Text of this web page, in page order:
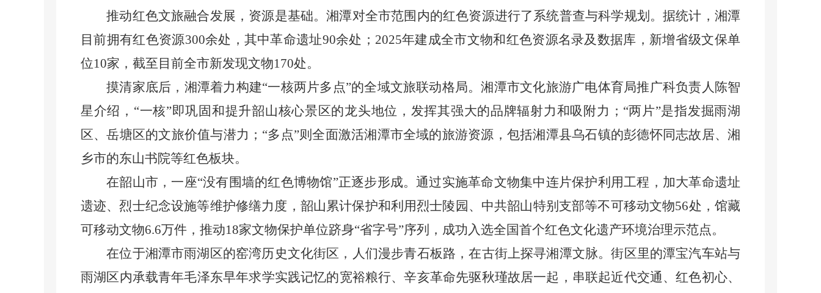
推动红色文旅融合发展，资源是基础。湘潭对全市范围内的红色资源进行了系统普查与科学规划。据统计，湘潭
目前拥有红色资源300余处，其中革命遗址90余处；2025年建成全市文物和红色资源名录及数据库，新增省级文保单
位10家，截至目前全市新发现文物170处。
摸清家底后，湘潭着力构建“一核两片多点”的全域文旅联动格局。湘潭市文化旅游广电体育局推广科负责人陈智
星介绍，“一核”即巩固和提升韶山核心景区的龙头地位，发挥其强大的品牌辐射力和吸附力；“两片”是指发掘雨湖
区、岳塘区的文旅价值与潜力；“多点”则全面激活湘潭市全域的旅游资源，包括湘潭县乌石镇的彭德怀同志故居、湘
乡市的东山书院等红色板块。
在韶山市，一座“没有围墙的红色博物馆”正逐步形成。通过实施革命文物集中连片保护利用工程，加大革命遗址
遗迹、烈士纪念设施等维护修缮力度，韶山累计保护和利用烈士陵园、中共韶山特别支部等不可移动文物56处，馆藏
可移动文物6.6万件，推动18家文物保护单位跻身“省字号”序列，成功入选全国首个红色文化遗产环境治理示范点。
在位于湘潭市雨湖区的窑湾历史文化街区，人们漫步青石板路，在古街上探寻湘潭文脉。街区里的潭宝汽车站与
雨湖区内承载青年毛泽东早年求学实践记忆的宽裕粮行、辛亥革命先驱秋瑾故居一起，串联起近代交通、红色初心、